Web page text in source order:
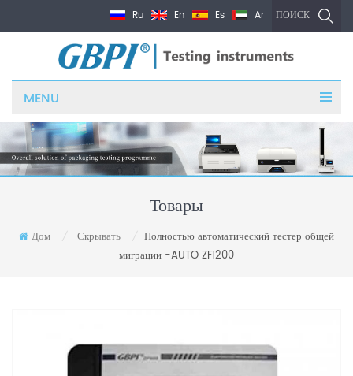
ПОИСК
Ru En Es Ar
MENU
Товары
Дом Скрывать
Полностью автоматический тестер общей
миграции -AUTO ZF1200